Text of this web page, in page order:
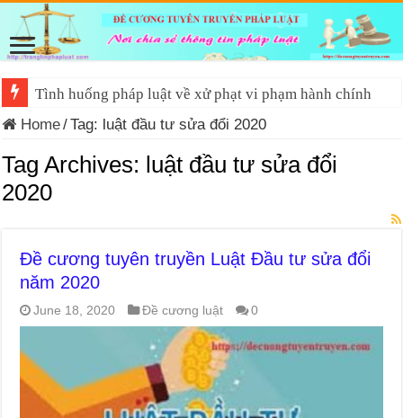
Tình huống pháp luật về xử phạt vi phạm hành chính
Home/Tag: luật đầu tư sửa đổi 2020
Tag Archives: luật đầu tư sửa đổi
2020
Đề cương tuyên truyền Luật Đầu tư sửa đổi
năm 2020
June 18, 2020 Đề cương luật 0